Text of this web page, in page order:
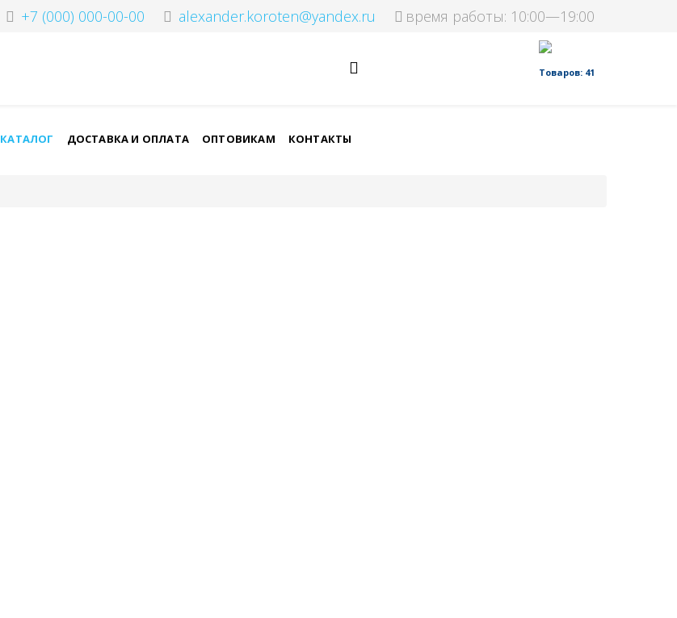
+7 (000) 000-00-00 alexander.koroten@yandex.ru время работы: 10:00—19:00
КАТАЛОГ ДОСТАВКА И ОПЛАТА ОПТОВИКАМ КОНТАКТЫ
Товаров: 41